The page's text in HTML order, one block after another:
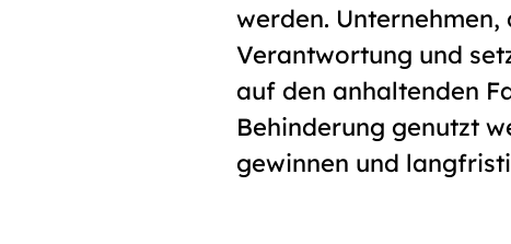
werden.
Verantwortung und
auf den anhaltenden
Behinderung genutzt
gewinnen und